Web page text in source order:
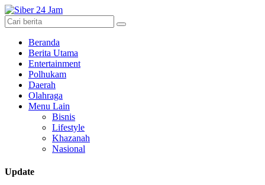
Beranda
Berita Utama
Entertainment
Polhukam
Daerah
Olahraga
Menu Lain
Bisnis
Lifestyle
Khazanah
Nasional
Update